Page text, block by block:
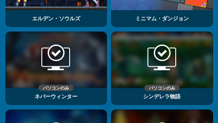
エルデン・ソウルズ ミニマム・ダンジョン
パソコンのみ
ネバーウィンター
パソコンのみ
シンデレラ物語